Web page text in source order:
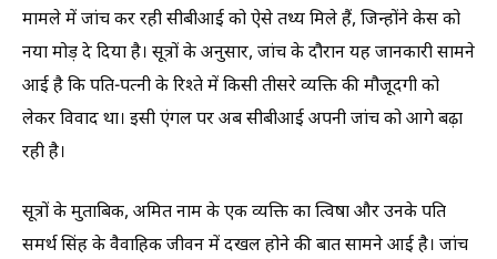
मामले में जांच कर रही सीबीआई को ऐसे तथ्य मिले हैं, जिन्होंने केस को
नया मोड़ दे दिया है। सूत्रों के अनुसार, जांच के दौरान यह जानकारी सामने
आई है कि पति-पत्नी के रिश्ते में किसी तीसरे व्यक्ति की मौजूदगी को
लेकर विवाद था। इसी एंगल पर अब सीबीआई अपनी जांच को आगे बढ़ा
रही है।
सूत्रों के मुताबिक, अमित नाम के एक व्यक्ति का त्विषा और उनके पति
समर्थ सिंह के वैवाहिक जीवन में दखल होने की बात सामने आई है। जांच